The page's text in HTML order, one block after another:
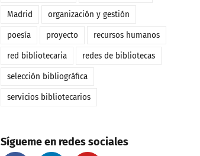
Madrid organización y gestión
poesía proyecto recursos humanos
red bibliotecaria redes de bibliotecas
selección bibliográfica
servicios bibliotecarios
Sígueme en redes sociales